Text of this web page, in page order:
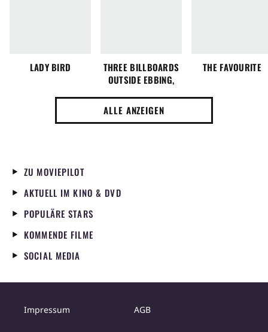
LADY BIRD
THREE BILLBOARDS
OUTSIDE EBBING,
THE FAVOURITE
ALLE ANZEIGEN
ZU MOVIEPILOT
AKTUELL IM KINO & DVD
POPULÄRE STARS
KOMMENDE FILME
SOCIAL MEDIA
Impressum AGB